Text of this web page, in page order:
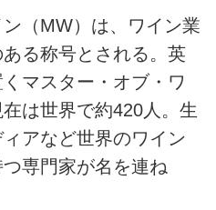
（MW）は、ワイン業
る称号とされる。英
マスター・オブ・ワ
は世界で約420人。生
アなど世界のワイン
専門家が名を連ね